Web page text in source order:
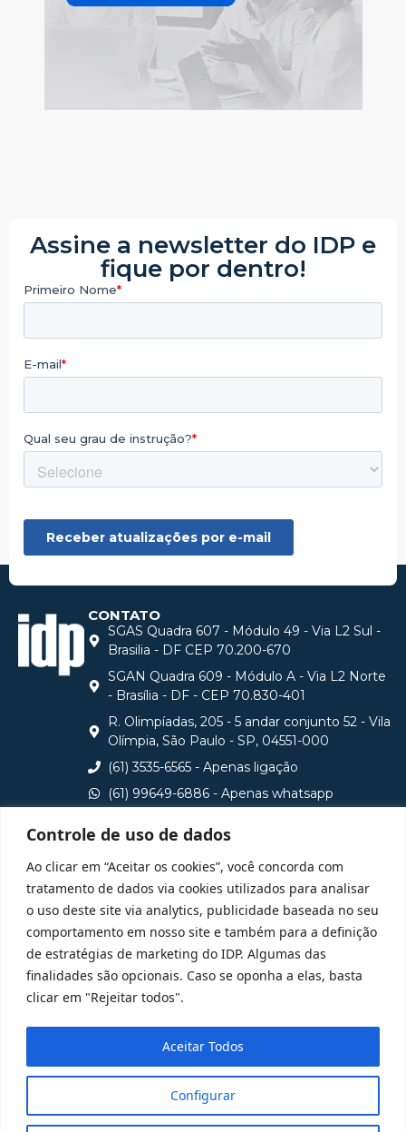
Controle de uso de dados
Ao clicar em “Aceitar os cookies”, você concorda com
tratamento de dados via cookies utilizados para analisar
o uso deste site via analytics, publicidade baseada no seu
comportamento em nosso site e também para a definição
de estratégias de marketing do IDP. Algumas das
finalidades são opcionais. Caso se oponha a elas, basta
clicar em "Rejeitar todos".
Configurar
Aceitar Todos
Assine a newsletter do IDP e
fique por dentro!
CONTATO
SGAS Quadra 607 - Módulo 49 - Via L2 Sul -
Brasilia - DF CEP 70.200-670
SGAN Quadra 609 - Módulo A - Via L2 Norte
- Brasília - DF - CEP 70.830-401
R. Olimpíadas, 205 - 5 andar conjunto 52 - Vila
Olímpia, São Paulo - SP, 04551-000
(61) 3535-6565 - Apenas ligação
(61) 99649-6886 - Apenas whatsapp
Consulte aqui o cadastro da Instituição no Sistema e-
MEC